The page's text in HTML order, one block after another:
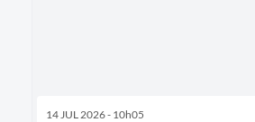
14 JUL 2026 - 10h05